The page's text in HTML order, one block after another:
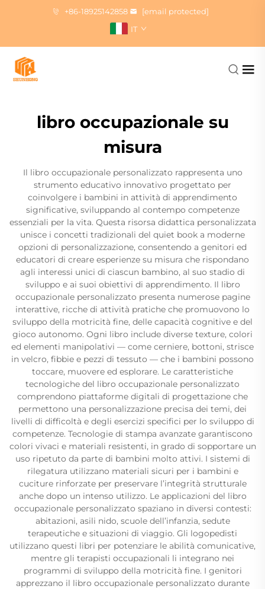
+86-18925142858
[email protected]
IT
libro occupazionale su
misura
Il libro occupazionale personalizzato rappresenta uno
strumento educativo innovativo progettato per
coinvolgere i bambini in attività di apprendimento
significative, sviluppando al contempo competenze
essenziali per la vita. Questa risorsa didattica personalizzata
unisce i concetti tradizionali del quiet book a moderne
opzioni di personalizzazione, consentendo a genitori ed
educatori di creare esperienze su misura che rispondano
agli interessi unici di ciascun bambino, al suo stadio di
sviluppo e ai suoi obiettivi di apprendimento. Il libro
occupazionale personalizzato presenta numerose pagine
interattive, ricche di attività pratiche che promuovono lo
sviluppo della motricità fine, delle capacità cognitive e del
gioco autonomo. Ogni libro include diverse texture, colori
ed elementi manipolativi — come cerniere, bottoni, strisce
in velcro, fibbie e pezzi di tessuto — che i bambini possono
toccare, muovere ed esplorare. Le caratteristiche
tecnologiche del libro occupazionale personalizzato
comprendono piattaforme digitali di progettazione che
permettono una personalizzazione precisa dei temi, dei
livelli di difficoltà e degli esercizi specifici per lo sviluppo di
competenze. Tecnologie di stampa avanzate garantiscono
colori vivaci e materiali resistenti, in grado di sopportare un
uso ripetuto da parte di bambini molto attivi. I sistemi di
rilegatura utilizzano materiali sicuri per i bambini e
cuciture rinforzate per preservare l’integrità strutturale
anche dopo un intenso utilizzo. Le applicazioni del libro
occupazionale personalizzato spaziano in diversi contesti:
abitazioni, asili nido, scuole dell’infanzia, sedute
terapeutiche e situazioni di viaggio. Gli logopedisti
utilizzano questi libri per potenziare le abilità comunicative,
mentre gli terapisti occupazionali li integrano nei
programmi di sviluppo della motricità fine. I genitori
apprezzano il libro occupazionale personalizzato durante